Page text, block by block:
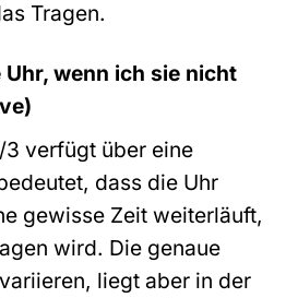
Tragen.
wenn ich sie nicht
3 verfügt über eine
dass die Uhr
gewisse Zeit weiterläuft,
wird. Die genaue
liegt aber in der